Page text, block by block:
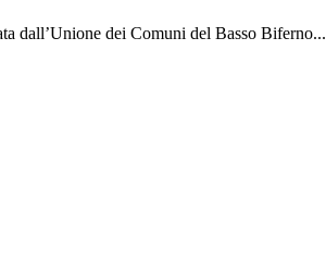
dall’Unione dei Comuni del Basso Biferno...